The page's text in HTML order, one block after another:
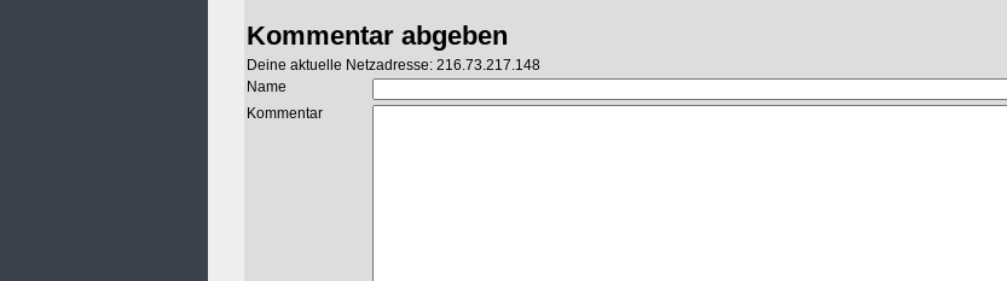
Kommentar abgeben
Deine aktuelle Netzadresse: 216.73.217.148
Name
Kommentar